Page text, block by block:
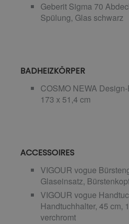
Geberit Sigma 70
Spülung, Glas schwarz
BADHEIZKÖRPER
COSMO NEWA
173 x 51,4 cm
ACCESSOIRES
VIGOUR vogue
Glaseinsatz,
VIGOUR vogue
Handtuchhalter, 45 cm,
verchromt